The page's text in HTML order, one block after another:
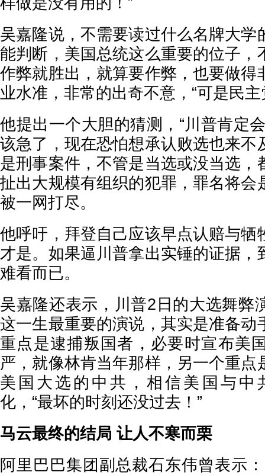
吴嘉隆说，不需要读过什么名牌大学
能判断，美国总统这么重要的位子，
作弊就胜出，就算要作弊，也要做得
业水准，非常的出奇不意，“可是民主
他提出一个大胆的猜测，“川普肯定
该急了，现在恐怕想承认败选也来不
是刑事案件，不管是当选或没当选，
扯出大规模有组织的犯罪，罪名将会
被一网打尽。
他呼吁，拜登自己应该早点认赔与牺
才是。如果逼川普拿出实锤的证据，
难看而已。
吴嘉隆还表示，川普2日的大选舞弊
这一生最重要的演说，其实是准备动
重点是逮捕叛国者，必要时宣布美
严，就像林肯当年那样，另一个重点
美国大选的中共，相信美国与中
化，“最坏的时刻还没过去！”
马云最终的结局 让人不寒而栗
阿里巴巴集团副总裁石东伟曾表示